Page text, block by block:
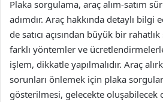
Plaka sorgulama, araç alım-satım
adımdır. Araç hakkında detaylı bilgi
de satıcı açısından büyük bir
farklı yöntemler ve
işlem, dikkatle yapılmalıdır. Araç
sorunları önlemek için plaka
gösterilmesi, gelecekte oluşabilecek